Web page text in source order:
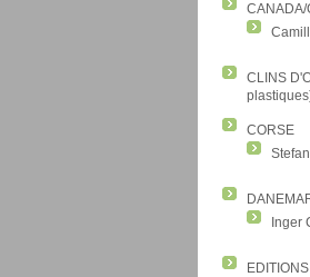
CANADA/
CLINS
CORSE
Inger
EDITIONS